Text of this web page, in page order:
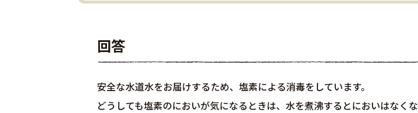
回答
安全な水道水をお届けするため、塩素による消毒をしています。
どうしても塩素のにおいが気になるときは、水を煮沸するとにおいはなくな